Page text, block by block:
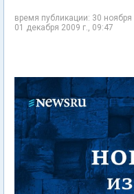
время публикации: 30
01 декабря 2009 г., 09:47